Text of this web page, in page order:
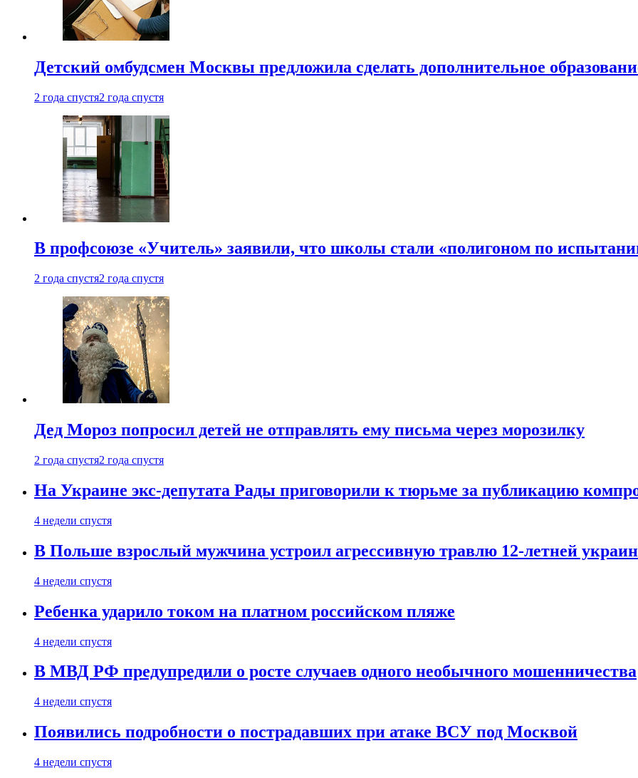
Детский омбудсмен Москвы предложила сделать дополнительное
2 года спустя2 года спустя
В профсоюзе «Учитель» заявили, что школы стали «полигоном по
2 года спустя2 года спустя
Дед Мороз попросил детей не отправлять ему письма через морозилку
2 года спустя2 года спустя
На Украине экс-депутата Рады приговорили к тюрьме за публикацию
4 недели спустя
В Польше взрослый мужчина устроил агрессивную травлю 12-летней
4 недели спустя
Ребенка ударило током на платном российском пляже
4 недели спустя
В МВД РФ предупредили о росте случаев одного необычного мошенничества
4 недели спустя
Появились подробности о пострадавших при атаке ВСУ под Москвой
4 недели спустя